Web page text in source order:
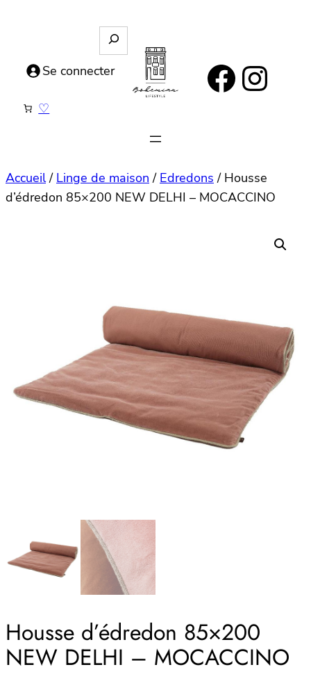
https://www.facebook.com/bohemianlifestyle.be Instagram
e
c
e
Se connecter
♡
Accueil/ Linge de maison / Edredons / Housse
d’édredon 85×200 NEW DELHI – MOCACCINO
Housse d’édredon 85×200
NEW DELHI – MOCACCINO